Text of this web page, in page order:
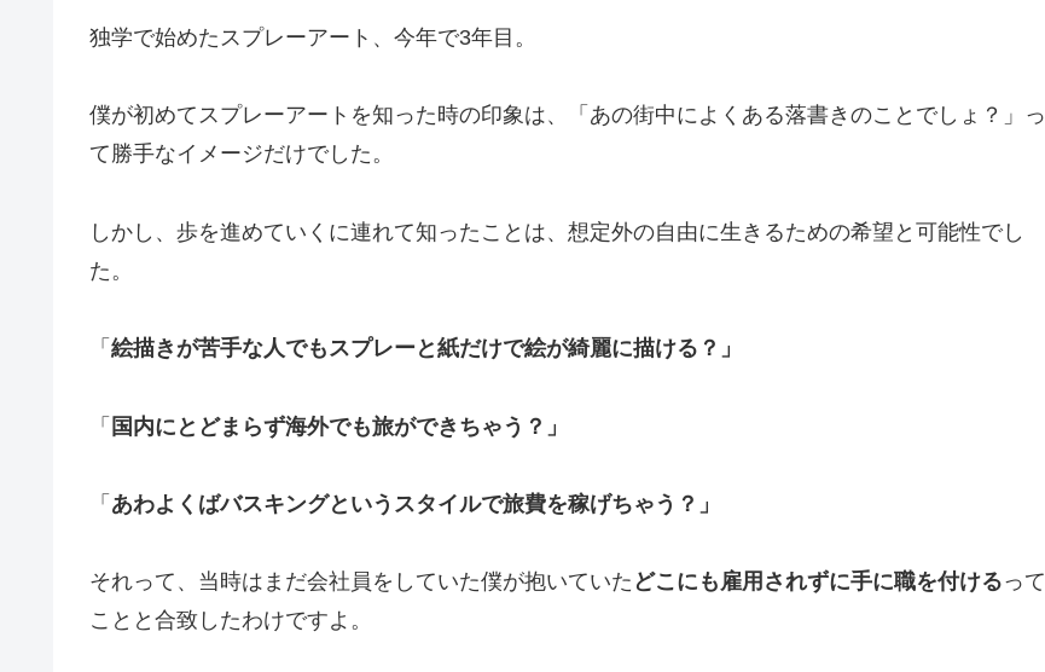
独学で始めたスプレーアート、今年で3年目。
僕が初めてスプレーアートを知った時の印象は、「あの街中によくある落書きのことでしょ？」っ
て勝手なイメージだけでした。
しかし、歩を進めていくに連れて知ったことは、想定外の自由に生きるための希望と可能性でし
た。
「 絵描きが苦手な人でもスプレーと紙だけで絵が綺麗に描ける？」
「 国内にとどまらず海外でも旅ができちゃう？」
「 あわよくばバスキングというスタイルで旅費を稼げちゃう？」
それって、当時はまだ会社員をしていた僕が抱いていた どこにも雇用されずに手に職を付けるって
ことと合致したわけですよ。